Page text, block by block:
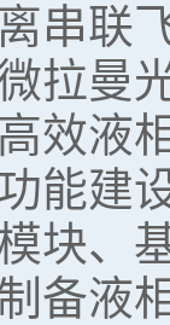
串联
拉曼
效液
能建
块、
备液